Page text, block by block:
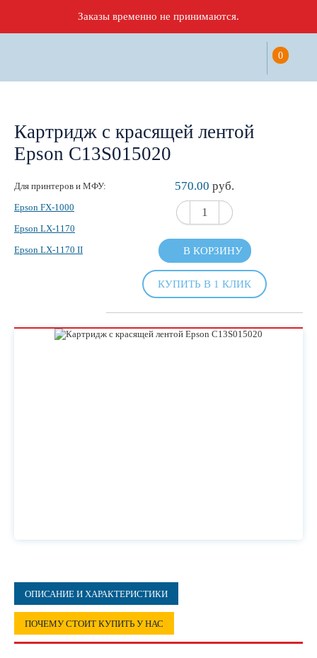
Заказы временно не принимаются.
0
Картридж с красящей лентой
Epson C13S015020
Для принтеров и МФУ:
Epson FX-1000
Epson LX-1170
Epson LX-1170 II
570.00 руб.
В КОРЗИНУ
КУПИТЬ В 1 КЛИК
ОПИСАНИЕ И ХАРАКТЕРИСТИКИ
ПОЧЕМУ СТОИТ КУПИТЬ У НАС